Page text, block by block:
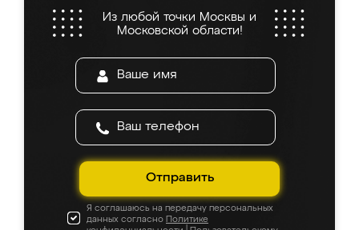
Из любой точки Москвы и
Московской области!
Отправить
Я соглашаюсь на передачу персональных
данных согласно Политике